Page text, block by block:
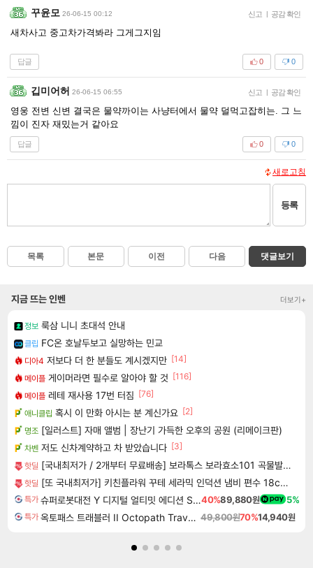
꾸윤모 26-06-15 00:12 신고 | 공감 확인
새차사고 중고차가격봐라 그게그지임
답글 0
0
깁미어허 26-06-15 06:55 신고 | 공감 확인
영웅 전변 신변 결국은 물약까이는 사냥터에서 물약 덜먹고잡히는. 그 느
낌이 진자 재밌는거 같아요
답글 0
0
새로고침
등록
목록 본문 이전 다음 댓글보기
지금 뜨는 인벤 더보기+
정보 룩삼 니니 초대석 안내
클립 FC온 호날두보고 실망하는 민교
디아4 저보다 더 한 분들도 계시겠지만 [14]
메이플 게이머라면 필수로 알아야 할 것 [116]
메이플 레테 재사용 17번 터짐 [76]
애니클립 혹시 이 만화 아시는 분 계신가요 [2]
명조 [일러스트] 자매 앨범 | 장난기 가득한 오후의 공원 (리메이크판)
차벤 저도 신차계약하고 차 받았습니다 [3]
핫딜 [국내최저가 / 2개부터 무료배송] 보라톡스 보라효소101 곡물발효효소 프로바이오틱스 30포
핫딜 [또 국내최저가] 키친플라워 꾸테 세라믹 인덕션 냄비 편수 18cm x 2개
특가 슈퍼로봇대전 Y 디지털 얼티밋 에디션 Super Robot Wars Y Digital Ultimate Edition40%89,880원 5%
특가 옥토패스 트래블러 II Octopath Traveler II 49,800원70%14,940원